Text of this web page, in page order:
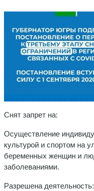
Снят запрет на:
Осуществление
культурой и спортом на
беременных женщин и
заболеваниями.
Разрешена деятельность: